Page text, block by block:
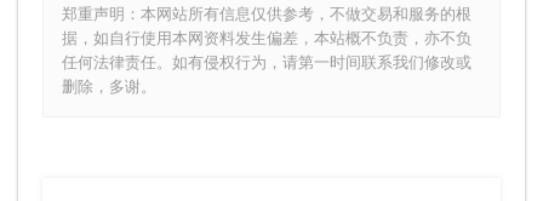
郑重声明：本网站所有信息仅供参考，不做交易和服务的根
据，如自行使用本网资料发生偏差，本站概不负责，亦不负
任何法律责任。如有侵权行为，请第一时间联系我们修改或
删除，多谢。